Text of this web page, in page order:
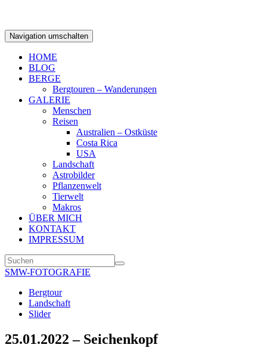
Navigation umschalten
HOME
BLOG
BERGE
Bergtouren – Wanderungen
GALERIE
Menschen
Reisen
Australien – Ostküste
Costa Rica
USA
Landschaft
Astrobilder
Pflanzenwelt
Tierwelt
Makros
ÜBER MICH
KONTAKT
IMPRESSUM
SMW-FOTOGRAFIE
Bergtour
Landschaft
Slider
25.01.2022 – Seichenkopf